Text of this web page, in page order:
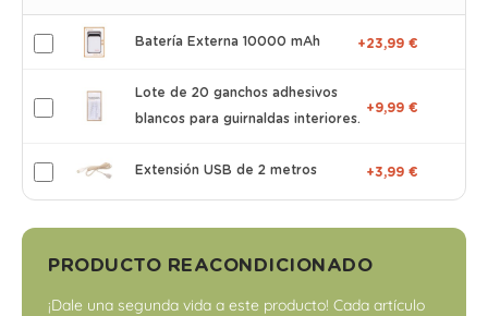
Batería Externa 10000 mAh +23,99 €
Lote de 20 ganchos adhesivos
blancos para guirnaldas interiores.
+9,99 €
Extensión USB de 2 metros +3,99 €
PRODUCTO REACONDICIONADO
¡Dale una segunda vida a este producto! Cada artículo